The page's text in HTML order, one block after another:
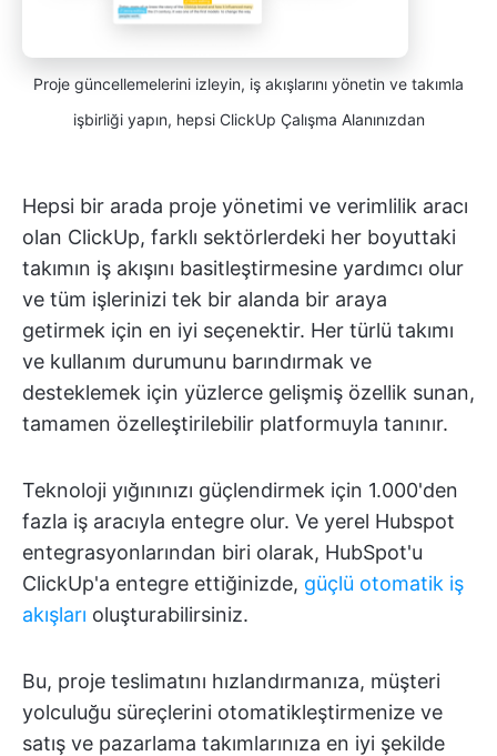
Proje güncellemelerini izleyin, iş akışlarını yönetin ve takımla
işbirliği yapın, hepsi ClickUp Çalışma Alanınızdan
Hepsi bir arada proje yönetimi ve verimlilik aracı
olan ClickUp, farklı sektörlerdeki her boyuttaki
takımın iş akışını basitleştirmesine yardımcı olur
ve tüm işlerinizi tek bir alanda bir araya
getirmek için en iyi seçenektir. Her türlü takımı
ve kullanım durumunu barındırmak ve
desteklemek için yüzlerce gelişmiş özellik sunan,
tamamen özelleştirilebilir platformuyla tanınır.
Teknoloji yığınınızı güçlendirmek için 1.000'den
fazla iş aracıyla entegre olur. Ve yerel Hubspot
entegrasyonlarından biri olarak, HubSpot'u
ClickUp'a entegre ettiğinizde, güçlü otomatik iş
akışları oluşturabilirsiniz.
Bu, proje teslimatını hızlandırmanıza, müşteri
yolculuğu süreçlerini otomatikleştirmenize ve
satış ve pazarlama takımlarınıza en iyi şekilde